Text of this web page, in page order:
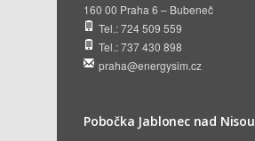
160 00 Praha 6 – Bubeneč
Tel.: 724 509 559
Tel.: 737 430 898
praha@energysim.cz
Pobočka Jablonec nad Nisou